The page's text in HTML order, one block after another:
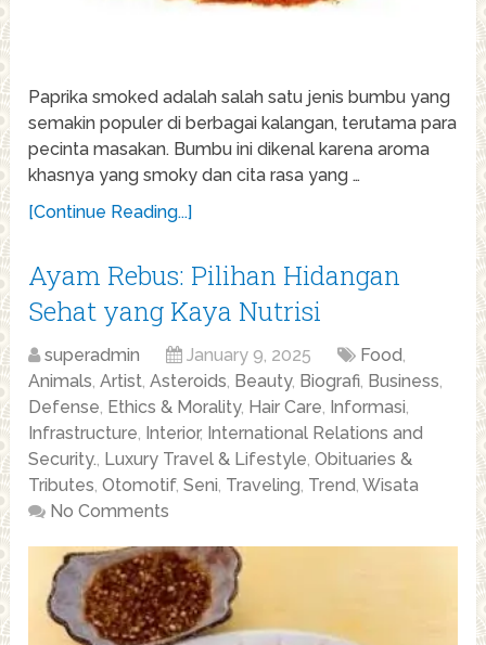
Paprika smoked adalah salah satu jenis bumbu yang
semakin populer di berbagai kalangan, terutama para
pecinta masakan. Bumbu ini dikenal karena aroma
khasnya yang smoky dan cita rasa yang …
[Continue Reading...]
Ayam Rebus: Pilihan Hidangan
Sehat yang Kaya Nutrisi
superadmin January 9, 2025 Food,
Animals,Artist,Asteroids, Beauty, Biografi, Business,
Defense, Ethics & Morality, Hair Care, Informasi,
Infrastructure, Interior, International Relations and
Security., Luxury Travel & Lifestyle,Obituaries &
Tributes,Otomotif,Seni, Traveling, Trend,Wisata
No Comments